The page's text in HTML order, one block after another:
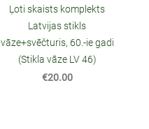
Ļoti skaists komplekts
Latvijas stikls
vāze+svēčturis, 60.-ie gadi
(Stikla vāze LV 46)
€20.00